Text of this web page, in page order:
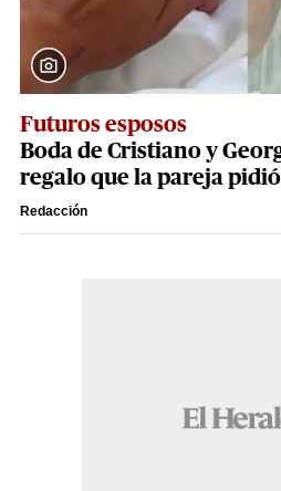
Futuros esposos
Boda de Cristiano y
regalo que la pareja
Redacción